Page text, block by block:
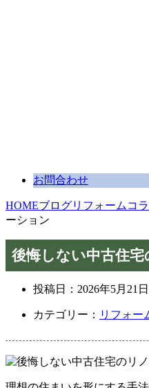
お問合わせ
HOMEブログリフォームコ
ーション
後悔しない中古住
投稿日： 2026年5月21日
カテゴリー： リフォー